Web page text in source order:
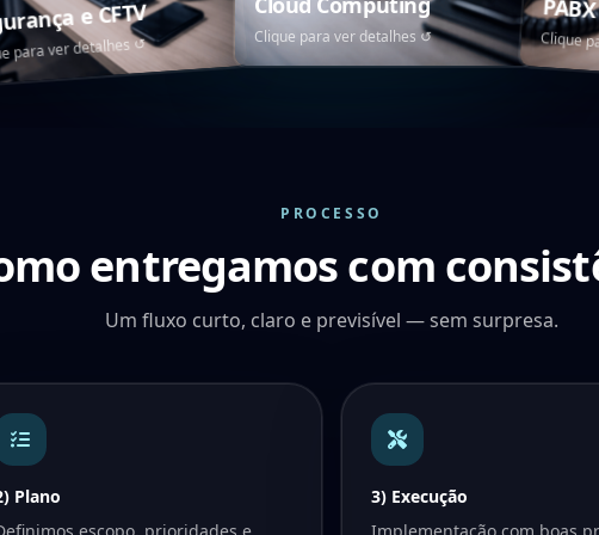
e CFTV
para ver detalhes↺ Clique para ver detalhes ↺ Clique
PROCESSO
entregamos com
Um fluxo curto, claro e previsível — sem surpresa.
Plano
3) Execução